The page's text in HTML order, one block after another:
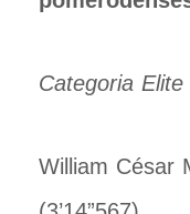
Categoria Elite
William César